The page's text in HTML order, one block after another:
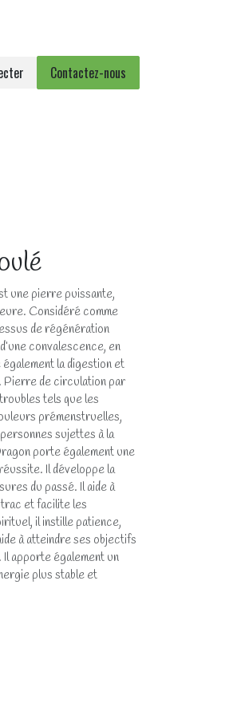
Contactez-nous
une pierre puissante,
Considéré comme
de régénération
convalescence, en
la digestion et
Pierre de circulation par
tels que les
prémenstruelles,
sujettes à la
porte également une
Il développe la
du passé. Il aide à
et facilite les
il instille patience,
à atteindre ses objectifs
apporte également un
plus stable et